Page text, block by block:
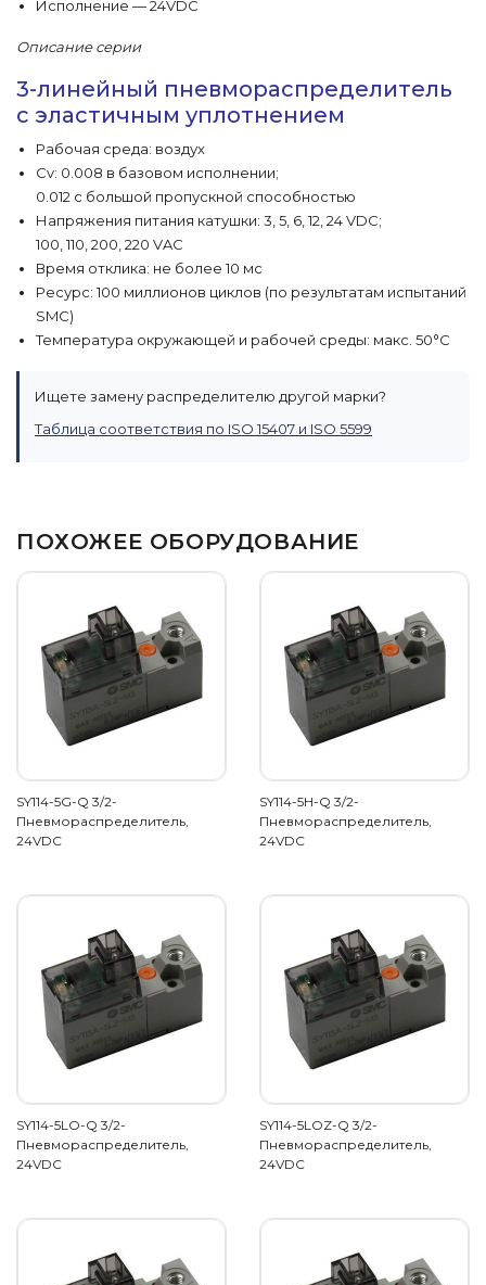
Исполнение — 24VDC
Описание серии
3-линейный пневмораспределитель
с эластичным уплотнением
Рабочая среда: воздух
Cv: 0.008 в базовом исполнении;
0.012 с большой пропускной способностью
Напряжения питания катушки: 3, 5, 6, 12, 24 VDC;
100, 110, 200, 220 VAC
Время отклика: не более 10 мс
Ресурс: 100 миллионов циклов (по результатам испытаний
SMC)
Температура окружающей и рабочей среды: макс. 50°C
Ищете замену распределителю другой марки?
Таблица соответствия по ISO 15407 и ISO 5599
ПОХОЖЕЕ ОБОРУДОВАНИЕ
SY114-5G-Q 3/2-
Пневмораспределитель,
24VDC
SY114-5H-Q 3/2-
Пневмораспределитель,
24VDC
SY114-5LO-Q 3/2-
Пневмораспределитель,
24VDC
SY114-5LOZ-Q 3/2-
Пневмораспределитель,
24VDC